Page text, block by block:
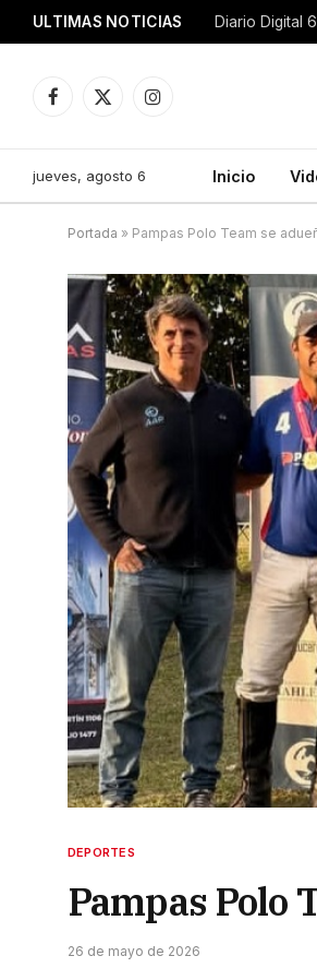
ULTIMAS NOTICIAS Diario Digital
Facebook
X
Instagram
jueves, agosto 6 Inicio
Portada » Pampas Polo Team se
DEPORTES
Pampas Polo
26 de mayo de 2026